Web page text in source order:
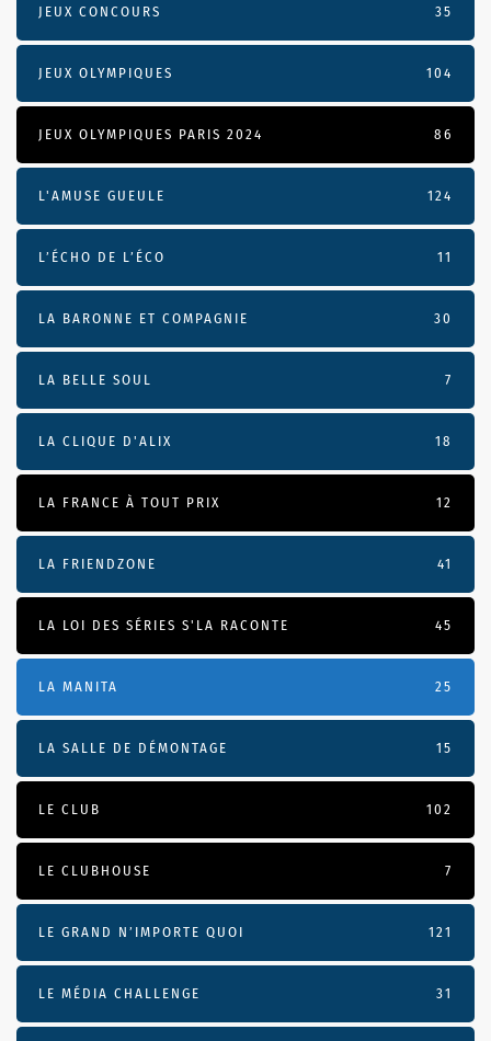
JEUX CONCOURS 35
JEUX OLYMPIQUES 104
JEUX OLYMPIQUES PARIS 2024 86
L'AMUSE GUEULE 124
L’ÉCHO DE L’ÉCO 11
LA BARONNE ET COMPAGNIE 30
LA BELLE SOUL 7
LA CLIQUE D'ALIX 18
LA FRANCE À TOUT PRIX 12
LA FRIENDZONE 41
LA LOI DES SÉRIES S'LA RACONTE 45
LA MANITA 25
LA SALLE DE DÉMONTAGE 15
LE CLUB 102
LE CLUBHOUSE 7
LE GRAND N’IMPORTE QUOI 121
LE MÉDIA CHALLENGE 31